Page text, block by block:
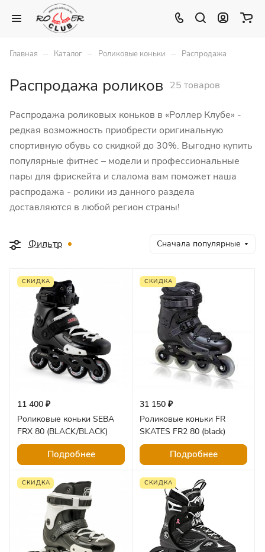
Главная – Каталог – Роликовые коньки – Распродажа
Распродажа роликов 25 товаров
Распродажа роликовых коньков в «Роллер Клубе» -
редкая возможность приобрести оригинальную
спортивную обувь со скидкой до 30%. Выгодно купить
популярные фитнес – модели и профессиональные
пары для фрискейта и слалома вам поможет наша
распродажа - ролики из данного раздела
доставляются в любой регион страны!
Фильтр Сначала популярные
СКИДКА
11 400 ₽
Роликовые коньки SEBA
FRX 80 (BLACK/BLACK)
Подробнее
СКИДКА
31 150 ₽
Роликовые коньки FR
SKATES FR2 80 (black)
Подробнее
СКИДКА СКИДКА